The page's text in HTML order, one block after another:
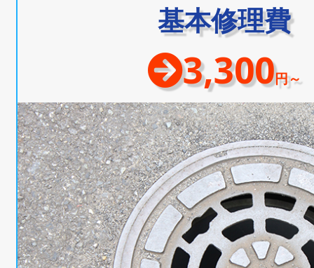
基本修理費
3,300円～